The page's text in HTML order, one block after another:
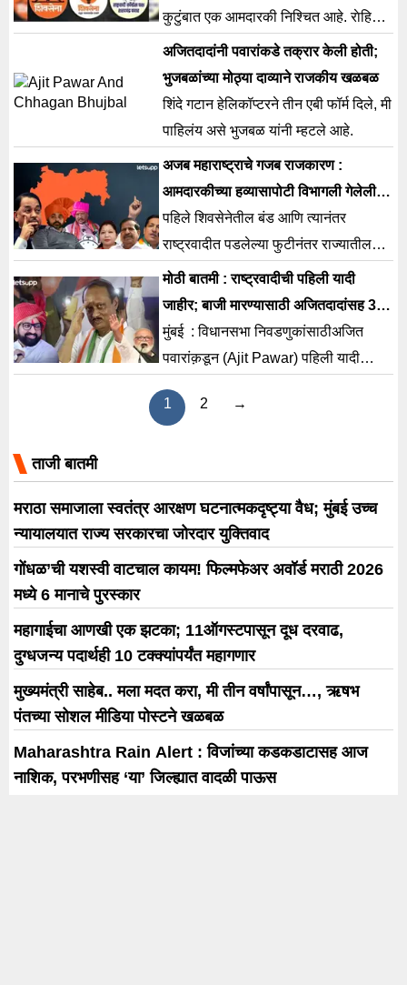
संपूर्ण राज्यात जाणार आहे. मी अनेक राज्यातून
जाणार आणि ओबीसींचा एल्गार पुकारणार
असून, आम्ही मराठा समाजाच्या विरोधात नाही.
मराठा समाजाच्या आरक्षणाला विरोध केला
नाही. मला […]
कुटुंबात एक आमदारकी निश्चित आहे. राेहित
पवार निवडून आल्यास दाेन आमदार हाेतील.
अजितदादांनी पवारांकडे तक्रार केली होती;
भुजबळांच्या मोठ्या दाव्याने राजकीय खळबळ
शिंदे गटान हेलिकॉप्टरने तीन एबी फॉर्म दिले, मी
पाहिलंय असे भुजबळ यांनी म्हटले आहे.
अजब महाराष्ट्राचे गजब राजकारण :
आमदारकीच्या हव्यासापोटी विभागली गेलेली
राजकीय कुटुंब
पहिले शिवसेनेतील बंड आणि त्यानंतर
राष्ट्रवादीत पडलेल्या फुटीनंतर राज्यातील
राजकीय समीकरणं पुरती बदलेली आहे.
मोठी बातमी : राष्ट्रवादीची पहिली यादी
जाहीर; बाजी मारण्यासाठी अजितदादांसह 38
शिलेदार मैदानात
मुंबई : विधानसभा निवडणुकांसाठीअजित
पवारांक़डून (Ajit Pawar) पहिली यादी
उमेदवारी जाहीर करण्यात आली आहे. पहिल्या
आहेत. पिंपरीतुन राष्ट्रवादीचे आमदार अण्णा
बनसोडे यांना उमेदवारी जाहीर करण्यात आली
आहे. तर, मावळमधून सुनील शेळके आणि
1 2 →
ताजी बातमी
मराठा समाजाला स्वतंत्र आरक्षण घटनात्मकदृष्ट्या वैध; मुंबई उच्च
न्यायालयात राज्य सरकारचा जोरदार युक्तिवाद
गोंधळ’ची यशस्वी वाटचाल कायम! फिल्मफेअर अवॉर्ड मराठी 2026
मध्ये 6 मानाचे पुरस्कार
महागाईचा आणखी एक झटका; 11ऑगस्टपासून दूध दरवाढ,
दुग्धजन्य पदार्थही 10 टक्क्यांपर्यंत महागणार
मुख्यमंत्री साहेब.. मला मदत करा, मी तीन वर्षांपासून…, ऋषभ
पंतच्या सोशल मीडिया पोस्टने खळबळ
Maharashtra Rain Alert : विजांच्या कडकडाटासह आज
नाशिक, परभणीसह ‘या’ जिल्ह्यात वादळी पाऊस